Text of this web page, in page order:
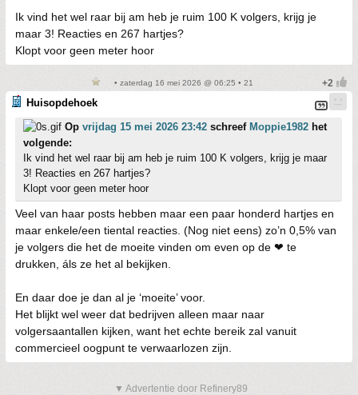
Ik vind het wel raar bij am heb je ruim 100 K volgers, krijg je
maar 3! Reacties en 267 hartjes?
Klopt voor geen meter hoor
• zaterdag 16 mei 2026 @ 06:25 • 21
Huisopdehoek
Op vrijdag 15 mei 2026 23:42 schreef Moppie1982 het
volgende:
Ik vind het wel raar bij am heb je ruim 100 K volgers, krijg je maar
3! Reacties en 267 hartjes?
Klopt voor geen meter hoor
Veel van haar posts hebben maar een paar honderd hartjes en
maar enkele/een tiental reacties. (Nog niet eens) zo’n 0,5% van
je volgers die het de moeite vinden om even op de ❤ te
drukken, áls ze het al bekijken.
En daar doe je dan al je ‘moeite’ voor.
Het blijkt wel weer dat bedrijven alleen maar naar
volgersaantallen kijken, want het echte bereik zal vanuit
commercieel oogpunt te verwaarlozen zijn.
▼ Advertentie door Refinery89